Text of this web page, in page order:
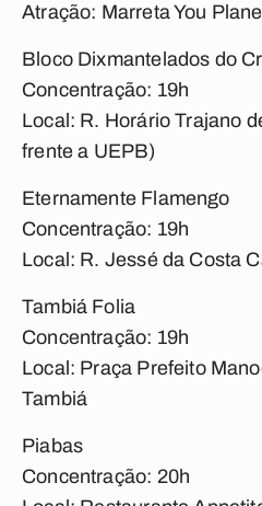
Atração: Marreta You
Bloco Dixmantelados do
Concentração: 19h
Local: R. Horário Trajano
frente a UEPB)
Eternamente Flamengo
Concentração: 19h
Local: R. Jessé da Costa
Tambiá Folia
Concentração: 19h
Local: Praça Prefeito
Tambiá
Piabas
Concentração: 20h